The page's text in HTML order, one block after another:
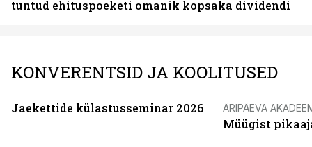
tuntud ehituspoeketi omanik kopsaka dividendi
KONVERENTSID JA KOOLITUSED
Jaekettide külastusseminar 2026 ÄRIPÄEVA
Müügist